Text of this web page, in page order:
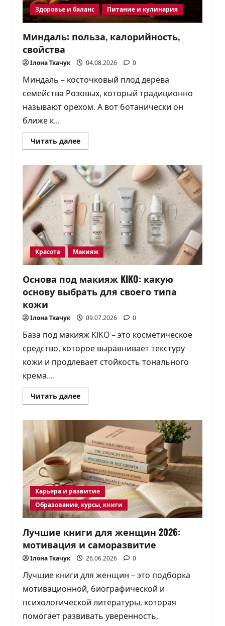
Здоровье и баланс Питание и кулинария
Миндаль: польза, калорийность,
свойства
Ілона Ткачук 04.08.2026 0
Миндаль – косточковый плод дерева
семейства Розовых, который традиционно
называют орехом. А вот ботанически он
ближе к...
Читать далееПрочитать
больше
польза,
калорийность,
свойства
Красота Макияж
Основа под макияж KIKO: какую
основу выбрать для своего типа
кожи
Ілона Ткачук 09.07.2026 0
База под макияж KIKO – это косметическое
средство, которое выравнивает текстуру
кожи и продлевает стойкость тонального
крема....
Читать далееПрочитать
больше
макияж
KIKO:
какую
основу
выбрать
для
своего
типа
кожи
Карьера и развитие
Образование, курсы, книги
Лучшие книги для женщин 2026:
мотивация и саморазвитие
Ілона Ткачук 26.06.2026 0
Лучшие книги для женщин – это подборка
мотивационной, биографической и
психологической литературы, которая
помогает развивать уверенность,